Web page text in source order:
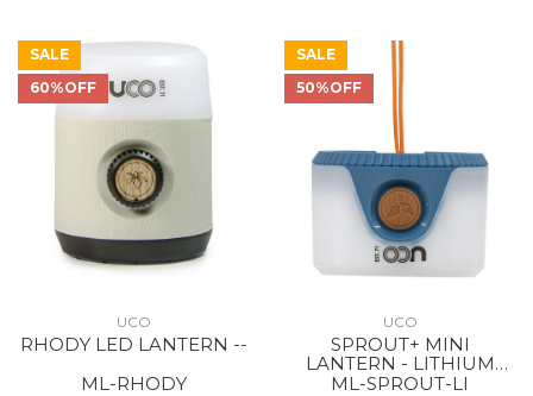
SALE
60%OFF
UCO
RHODY LED LANTERN --
ML-RHODY
SALE
50%OFF
UCO
SPROUT+ MINI
LANTERN - LITHIUM
RECHARGEABLE BLUE
ML-SPROUT-LI